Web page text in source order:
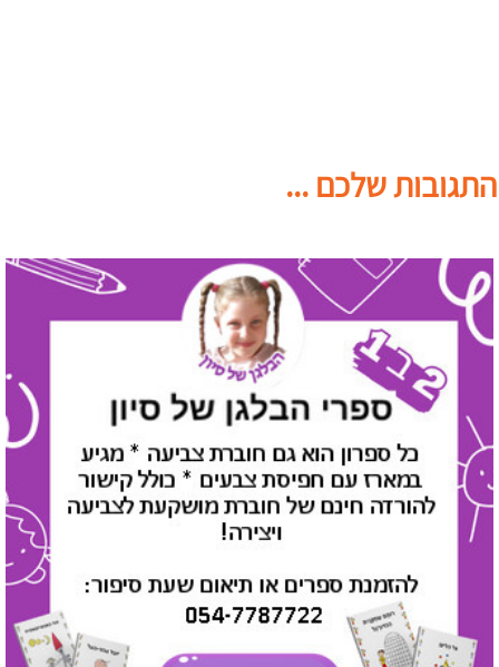
התגובות שלכם ...